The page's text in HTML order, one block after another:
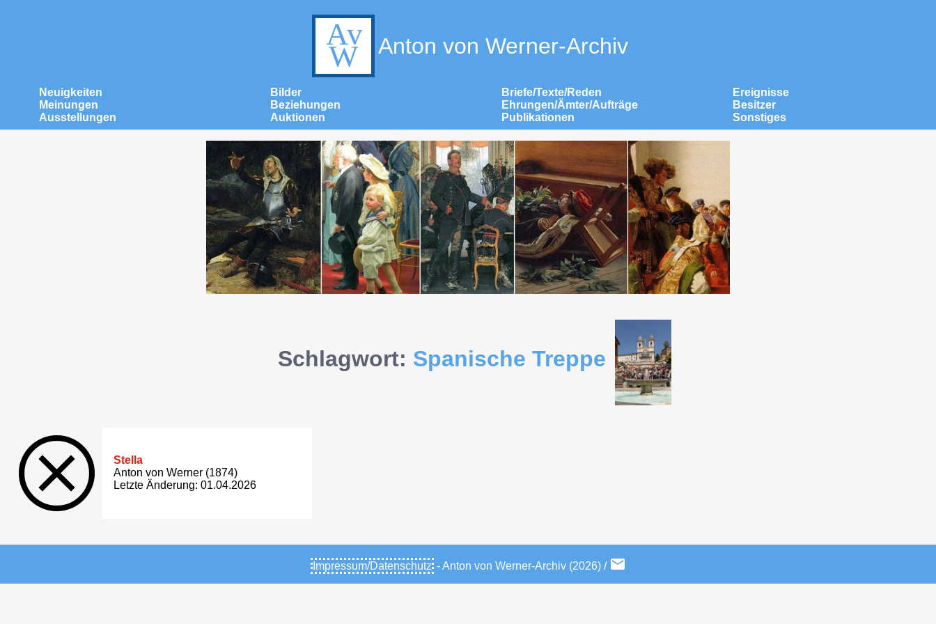
Anton von Werner-Archiv
Neuigkeiten Bilder Briefe/Texte/Reden
Ereignisse
Meinungen
Beziehungen Ehrungen/Ämter/Aufträge
Besitzer
Ausstellungen
Auktionen Publikationen Sonstiges
Schlagwort: Spanische Treppe
Stella
Anton von Werner (1874)
Letzte Änderung: 01.04.2026
Impressum/Datenschutz - Anton von Werner-Archiv (2026) /